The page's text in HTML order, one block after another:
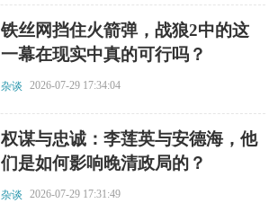
​铁丝网挡住火箭弹，战狼2中的这
一幕在现实中真的可行吗？
杂谈 2026-07-29 17:34:04
​权谋与忠诚：李莲英与安德海，他
们是如何影响晚清政局的？
杂谈 2026-07-29 17:31:49